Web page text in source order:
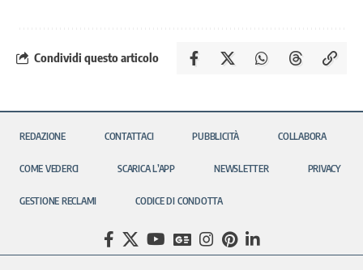
Condividi questo articolo
REDAZIONE CONTATTACI PUBBLICITÀ COLLABORA
COME VEDERCI SCARICA L’APP NEWSLETTER PRIVACY
GESTIONE RECLAMI CODICE DI CONDOTTA